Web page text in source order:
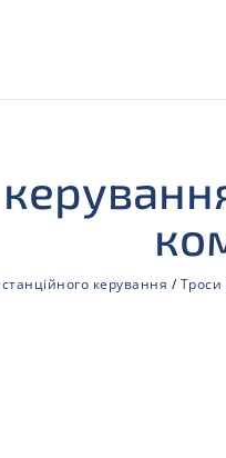
керування /Троси